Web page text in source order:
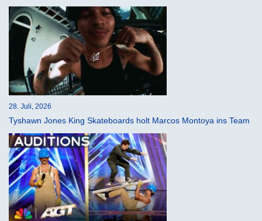
28. Juli, 2026
Tyshawn Jones King Skateboards holt Marcos Montoya ins Team